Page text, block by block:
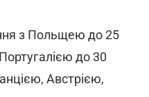
з Польщею до 25
до 30
Австрією,